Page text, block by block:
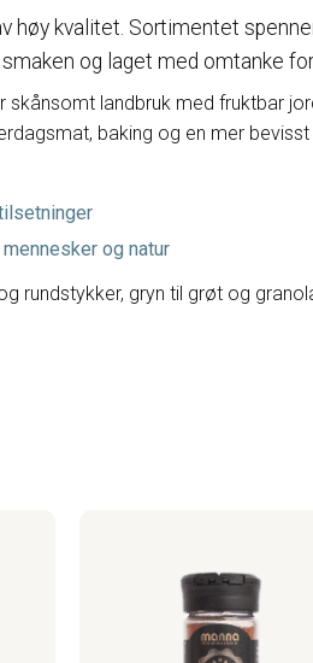
høy kvalitet. Sortimentet
og laget med omtanke
skånsomt landbruk med fruktbar
baking og en mer bevisst
og natur
rundstykker, gryn til grøt og